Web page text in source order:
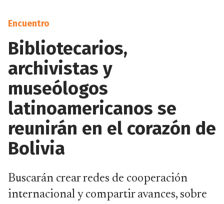
Encuentro
Bibliotecarios,
archivistas y
museólogos
latinoamericanos se
reunirán en el corazón de
Bolivia
Buscarán crear redes de cooperación
internacional y compartir avances, sobre